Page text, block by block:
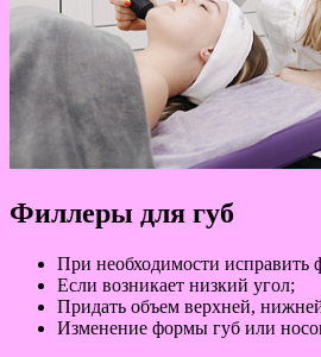
Филлеры для губ
При необходимости исправить
Если возникает низкий угол;
Придать объем верхней,
Изменение формы губ или